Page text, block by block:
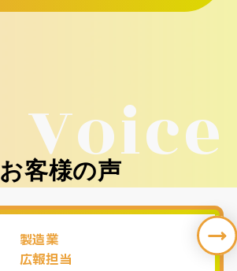
Voice
お客様の声
製造業
広報担当